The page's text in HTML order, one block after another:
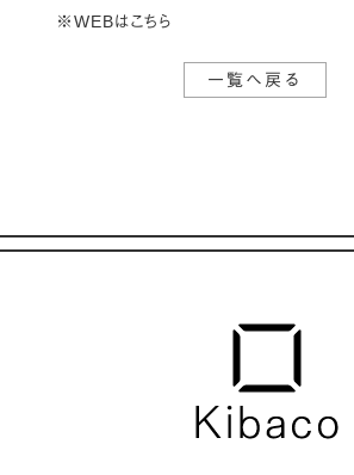
※WEBはこちら
一覧へ戻る